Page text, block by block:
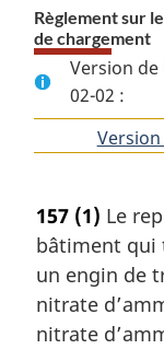
Règlement sur
de chargement
Version de
02-02 :
157 (1) Le
bâtiment qui
un engin de
nitrate
nitrate